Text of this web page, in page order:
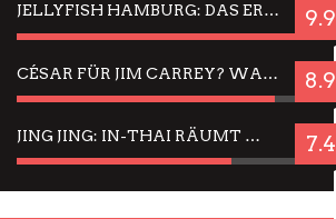
JELLYFISH HAMBURG: DAS ERFOLGREICHE SOMMER-MENÜ 2025 IN GEFÜHLEN UND BILDERN 9.9
CÉSAR FÜR JIM CARREY? WARUM DAS EINER DER NERVIGSTEN ACTORS IST UND BLEIBT 8.9
JING JING: IN-THAI RÄUMT WIEDER TITEL AB – EIN ZWEI-STUNDEN-ERLEBNISBERICHT 7.4